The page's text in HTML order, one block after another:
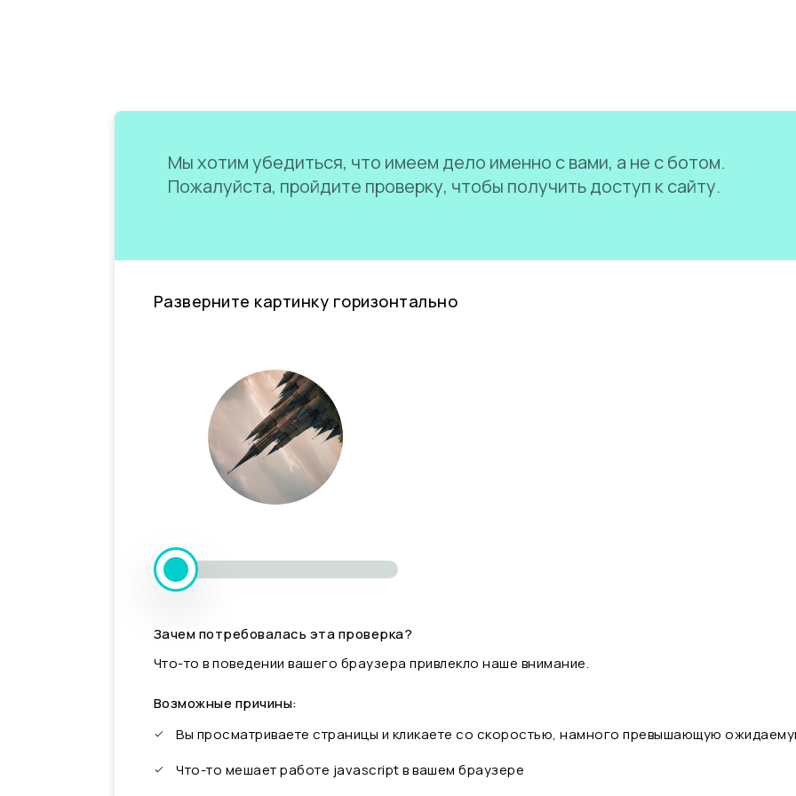
Мы хотим убедиться, что имеем дело именно с вами, а не с ботом.
Пожалуйста, пройдите проверку, чтобы получить доступ к сайту.
Разверните картинку горизонтально
Зачем потребовалась эта проверка?
Что-то в поведении вашего браузера привлекло наше внимание.
Возможные причины:
Вы просматриваете страницы и кликаете со скоростью, намного превышающую
Что-то мешает работе javascript в вашем браузере